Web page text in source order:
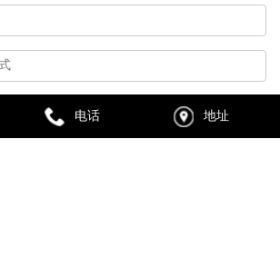
电话 地址